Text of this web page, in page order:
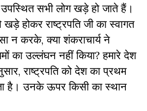
सभी लोग खड़े हो जाते हैं।
खड़े होकर राष्ट्रपति जी का स्वागत
न करके, क्या शंकराचार्य ने
का उल्लंघन नहीं किया? हमारे देश
राष्ट्रपति को देश का प्रथम
है। उनके ऊपर किसी का स्थान